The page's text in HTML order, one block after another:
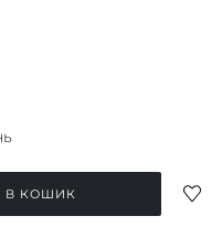
В КОШИК